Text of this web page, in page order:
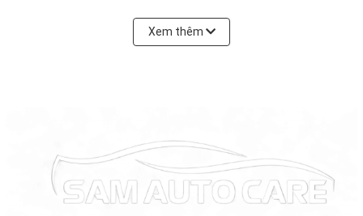
trên dữ liệu bản đồ chi tiết toàn quốc.
Ghi hình kép:
Nhiều mẫu hỗ trợ ghi hình đồng thời cả camera trước và sau.
Xem thêm